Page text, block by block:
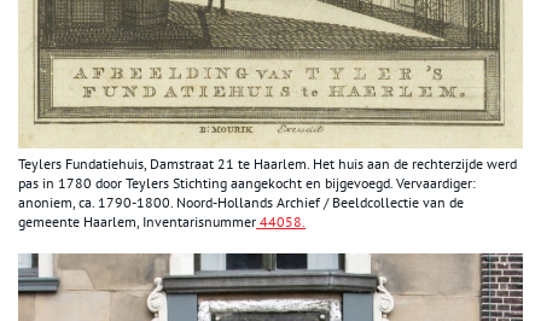
Teylers Fundatiehuis, Damstraat 21 te Haarlem. Het huis aan de rechterzijde werd
pas in 1780 door Teylers Stichting aangekocht en bijgevoegd. Vervaardiger:
anoniem, ca. 1790-1800. Noord-Hollands Archief / Beeldcollectie van de
gemeente Haarlem, Inventarisnummer 44058.